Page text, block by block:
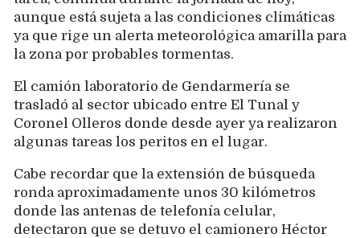
aunque está sujeta a las condiciones climáticas
ya que rige un alerta meteorológica amarilla para
la zona por probables tormentas.
El camión laboratorio de Gendarmería se
trasladó al sector ubicado entre El Tunal y
Coronel Olleros donde desde ayer ya realizaron
algunas tareas los peritos en el lugar.
Cabe recordar que la extensión de búsqueda
ronda aproximadamente unos 30 kilómetros
donde las antenas de telefonía celular,
detectaron que se detuvo el camionero Héctor